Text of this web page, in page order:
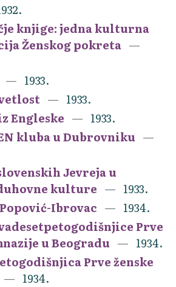
knjige: jedna kulturna
Ženskog pokreta
1933.
1933.
Engleske
1933.
kluba u Dubrovniku
Jevreja u
kulture
1933.
Ibrovac
1934.
Prve
u Beogradu
1934.
Prve ženske
1934.